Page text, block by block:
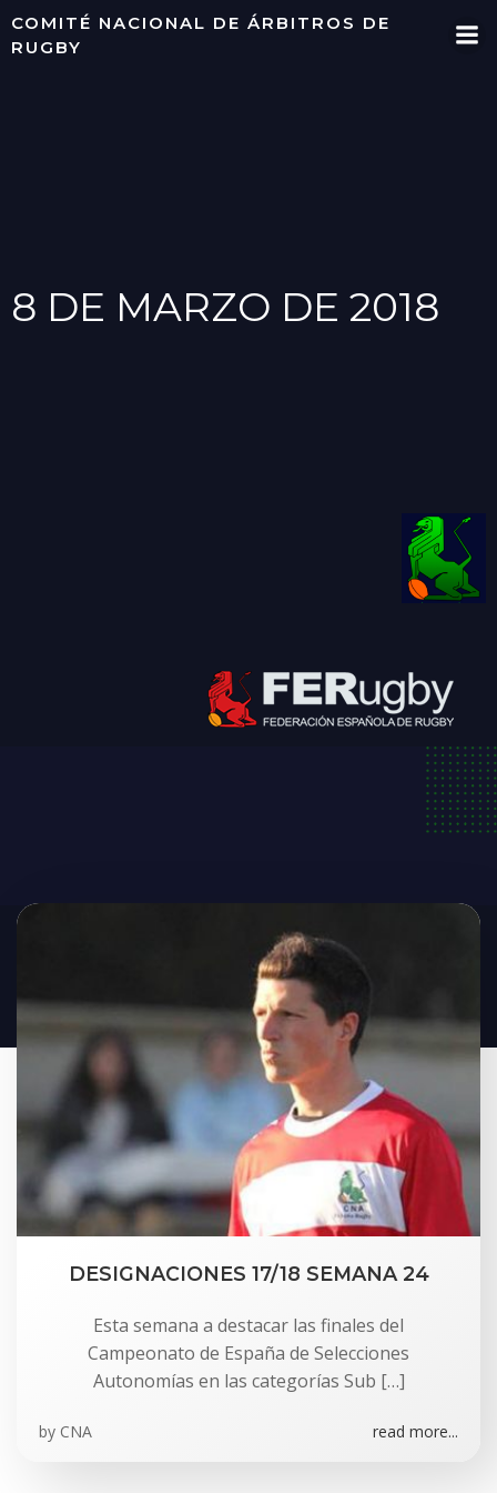
Saltar
COMITÉ NACIONAL DE ÁRBITROS DE
RUGBY
8 DE MARZO DE 2018
DESIGNACIONES 17/18 SEMANA 24
Esta semana a destacar las finales del
Campeonato de España de Selecciones
Autonomías en las categorías Sub […]
by CNA read more...